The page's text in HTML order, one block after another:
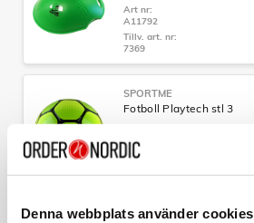
Denna webbplats använder cookies
Art nr:
A11792
Tillv. art. nr:
7369
SPORTME
Fotboll Playtech stl 3
Art nr:
4566S
4566S